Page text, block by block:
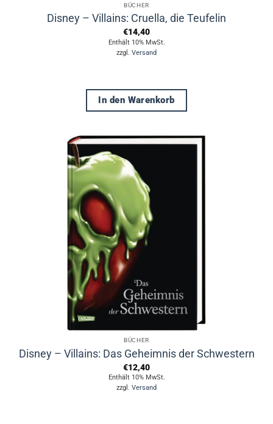
BÜCHER
Disney – Villains: Cruella, die Teufelin
€14,40
Enthält 10% MwSt.
zzgl. Versand
In den Warenkorb
BÜCHER
Disney – Villains: Das Geheimnis der Schwestern
€12,40
Enthält 10% MwSt.
zzgl. Versand